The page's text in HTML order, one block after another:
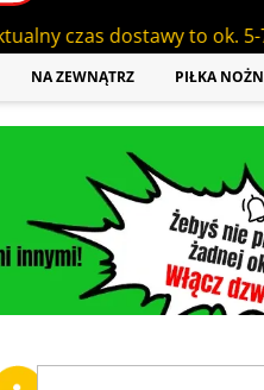
to ok. 5-7 dni roboczych!
NA ZEWNĄTRZ PIŁKA